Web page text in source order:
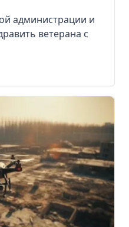
администрации и
ветерана с